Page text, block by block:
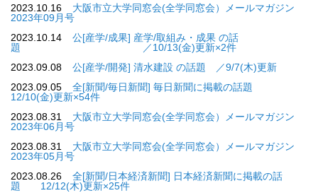
2023.10.16
大阪市立大学同窓会(全学同窓会）メールマガジン
2023年09月号
2023.10.14
公[産学/成果] 産学/取組み・成果 の話
題 ／10/13(金)更新×2件
2023.09.08
公[産学/開発] 清水建設 の話題 ／9/7(木)更新
2023.09.05
全[新聞/毎日新聞] 毎日新聞に掲載の話題
12/10(金)更新×54件
2023.08.31
大阪市立大学同窓会(全学同窓会）メールマガジン
2023年06月号
2023.08.31
大阪市立大学同窓会(全学同窓会）メールマガジン
2023年05月号
2023.08.26
全[新聞/日本経済新聞] 日本経済新聞に掲載の話
題 12/12(木)更新×25件